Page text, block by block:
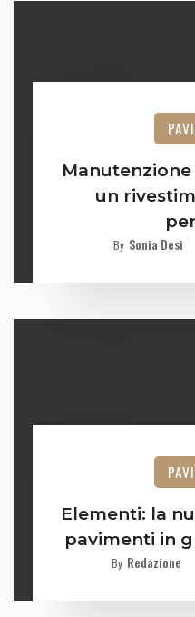
un
By Sonia Desi
Elementi: la
pavimenti in
By Redazione